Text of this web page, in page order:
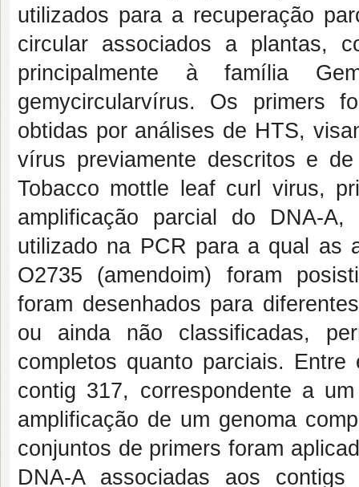
utilizados para a recuperação
circular associados a plantas,
principalmente à família
gemycircularvírus. Os primers
obtidas por análises de HTS,
vírus previamente descritos e
Tobacco mottle leaf curl virus,
amplificação parcial do DNA-
utilizado na PCR para a qual as
O2735 (amendoim) foram
foram desenhados para
ou ainda não classificadas,
completos quanto parciais.
contig 317, correspondente a
amplificação de um genoma
conjuntos de primers foram
DNA-A associadas aos